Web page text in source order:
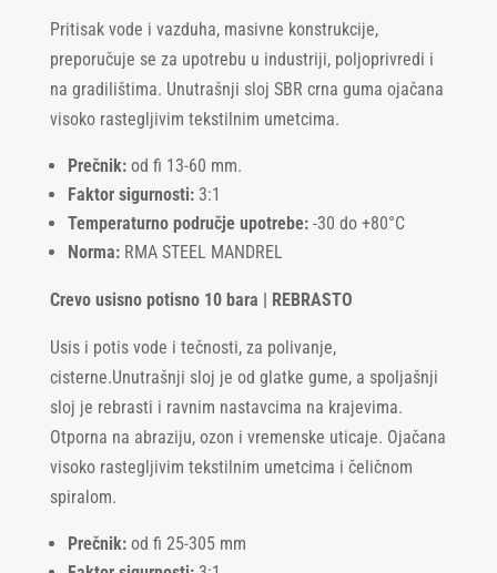
Pritisak vode i vazduha, masivne konstrukcije,
preporučuje se za upotrebu u industriji, poljoprivredi i
na gradilištima. Unutrašnji sloj SBR crna guma ojačana
visoko rastegljivim tekstilnim umetcima.
Prečnik:od fi 13-60 mm.
Faktor sigurnosti:3:1
Temperaturno područje upotrebe:-30 do +80°C
Norma:RMA STEEL MANDREL
Crevo usisno potisno 10 bara | REBRASTO
Usis i potis vode i tečnosti, za polivanje,
cisterne.Unutrašnji sloj je od glatke gume, a spoljašnji
sloj je rebrasti i ravnim nastavcima na krajevima.
Otporna na abraziju, ozon i vremenske uticaje. Ojačana
visoko rastegljivim tekstilnim umetcima i čeličnom
spiralom.
Prečnik:od fi 25-305 mm